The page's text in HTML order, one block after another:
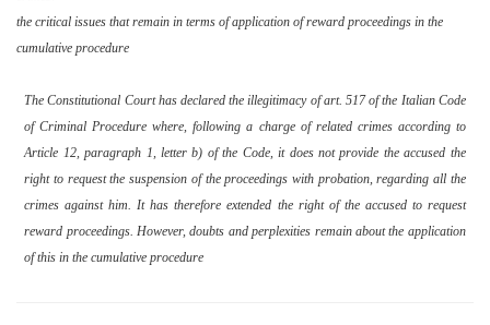
the critical issues that remain in terms of application of reward proceedings in the
cumulative procedure
The Constitutional Court has declared the illegitimacy of art. 517 of the Italian Code
of Criminal Procedure where, following a charge of related crimes according to
Article 12, paragraph 1, letter b) of the Code, it does not provide the accused the
right to request the suspension of the proceedings with probation, regarding all the
crimes against him. It has therefore extended the right of the accused to request
reward proceedings. However, doubts and perplexities remain about the application
of this in the cumulative procedure